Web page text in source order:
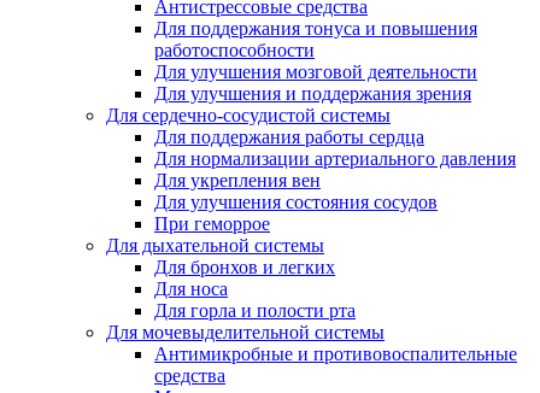
Антистрессовые средства
Для поддержания тонуса и повышения
работоспособности
Для улучшения мозговой деятельности
Для улучшения и поддержания зрения
Для сердечно-сосудистой системы
Для поддержания работы сердца
Для нормализации артериального давления
Для укрепления вен
Для улучшения состояния сосудов
При геморрое
Для дыхательной системы
Для бронхов и легких
Для носа
Для горла и полости рта
Для мочевыделительной системы
Антимикробные и противовоспалительные
средства